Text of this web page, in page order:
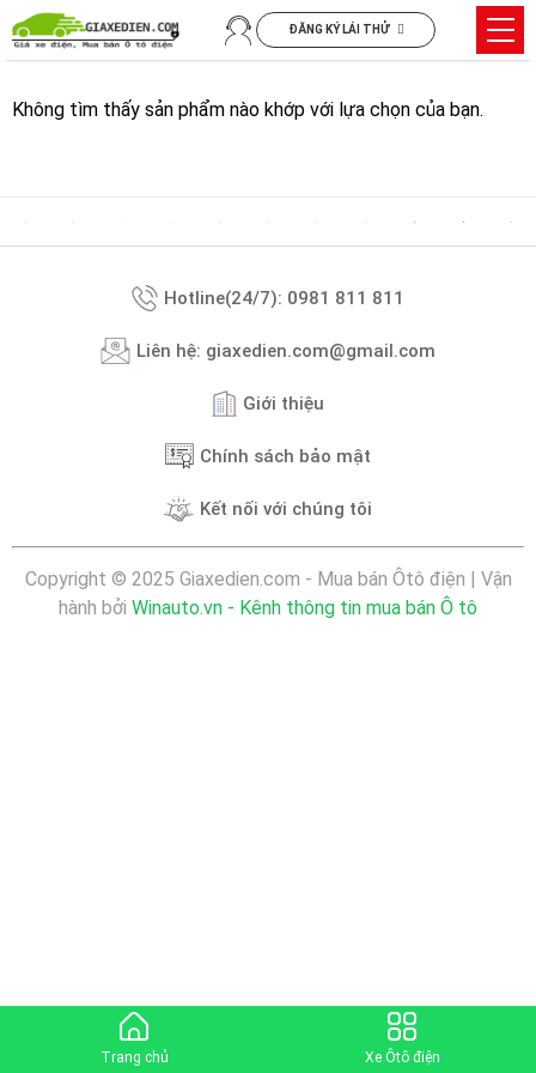
Chuyển
đến
dung
ĐĂNG KÝ LÁI THỬ
đơn
Không tìm thấy sản phẩm nào khớp với lựa chọn của bạn.
Hotline(24/7): 0981 811 811
Liên hệ: giaxedien.com@gmail.com
Giới thiệu
Chính sách bảo mật
Kết nối với chúng tôi
Copyright © 2025 Giaxedien.com - Mua bán Ôtô điện | Vận
hành bởi Winauto.vn - Kênh thông tin mua bán Ô tô
Trang chủ Xe Ôtô điện